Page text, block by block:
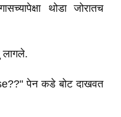
थोडा जोरातच
पेन कडे बोट दाखवत